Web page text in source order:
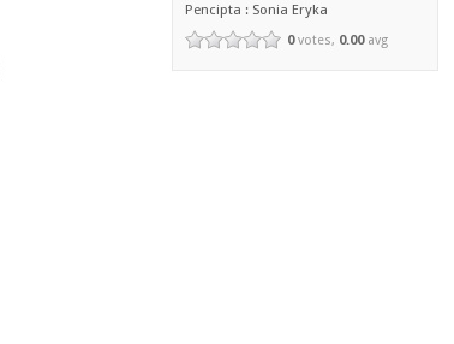
Pencipta : Sonia Eryka
0votes, 0.00avg